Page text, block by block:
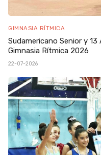
GIMNASIA RÍTMICA
Sudamericano Senior y
Gimnasia Rítmica 2026
22-07-2026